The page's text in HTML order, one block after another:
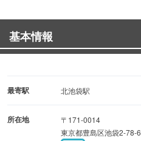
基本情報
最寄駅 北池袋駅
所在地
〒171-0014
東京都豊島区池袋2-78-6